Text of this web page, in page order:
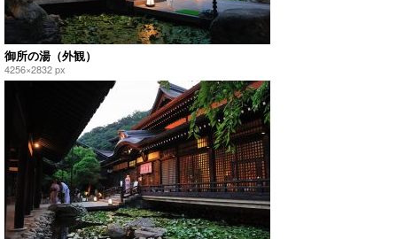
御所の湯（外観）
4256×2832 px